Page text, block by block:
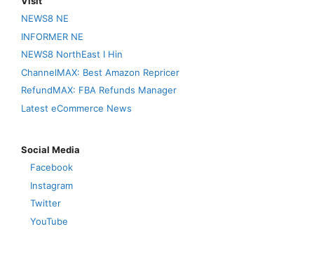
NEWS8 NE
INFORMER NE
NEWS8 NorthEast I Hin
ChannelMAX: Best Amazon Repricer
RefundMAX: FBA Refunds Manager
Latest eCommerce News
Social Media
Facebook
Instagram
Twitter
YouTube